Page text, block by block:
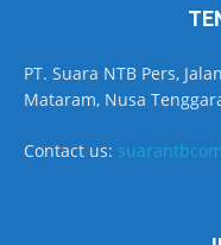
PT. Suara NTB Pers,
Mataram, Nusa
Contact us: